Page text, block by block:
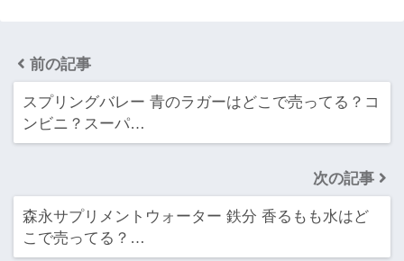
前の記事
スプリングバレー 青のラガーはどこで売ってる？コ
ンビニ？スーパ…
次の記事
森永サプリメントウォーター 鉄分 香るもも水はど
こで売ってる？…